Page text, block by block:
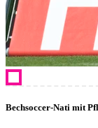
Bechsoccer-Nati mit